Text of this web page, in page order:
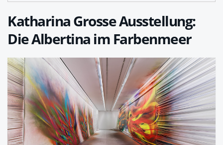
Katharina Grosse Ausstellung:
Die Albertina im Farbenmeer